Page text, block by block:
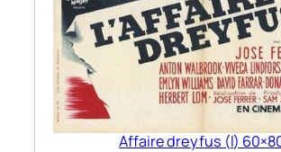
Affaire dreyfus (l)